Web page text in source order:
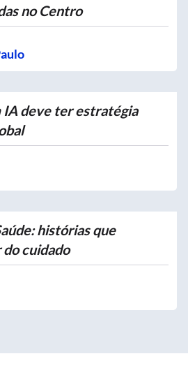
no Centro
deve ter estratégia
histórias que
cuidado